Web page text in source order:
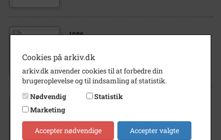
1986
Stolefabrik. - Her ved drejebænken hjemme
i hans hobbyværksted.
Stolefabrik. - Her ved drejebænken hjemme
i hans hobbyværksted.
Cookies på arkiv.dk
arkiv.dk anvender cookies til at forbedre din
brugeroplevelse og til indsamling af statistik.
Nødvendig
Statistik
Marketing
Accepter nødvendige Accepter valgte